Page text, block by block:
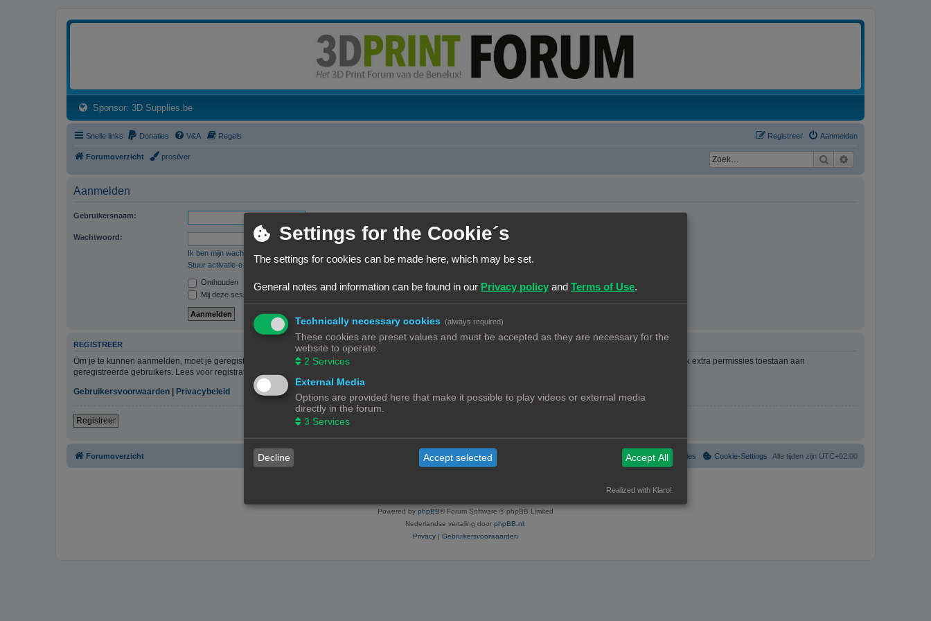
Sponsor: 3D Supplies.be(Opens a new tab)
Snelle links Donaties V&A Regels Aanmelden
Registreer
Forumoverzicht prosilver Zoek
Aanmelden
Gebruikersnaam:
Wachtwoord:
Ik ben mijn wachtwoord vergeten
Stuur activatie-e-mail opnieuw
Onthouden
Mij deze sessie niet weergeven in de lijst met online gebruikers
REGISTREER
Om je te kunnen aanmelden, moet je geregistreerd zijn. Registratie neemt enkele minuten in beslag, maar geeft je extra mogelijkheden. De forumbeheerder kan ook extra permissies toestaan aan
geregistreerde gebruikers. Lees voor registratie onze gebruiksvoorwaarden en het bijbehorend beleid. Bekijk ook de regels als je gebruik maakt van het forum.
Gebruikersvoorwaarden | Privacybeleid
Registreer
Forumoverzicht Alle tijden zijn UTC+02:00
Cookie-Settings
Verwijder cookies
Powered by phpBB® Forum Software © phpBB Limited
Nederlandse vertaling door phpBB.nl
Privacy | Gebruikersvoorwaarden
Settings for the Cookie´s
The settings for cookies can be made here, which may be set.
General notes and information can be found in our Privacy policy and Terms of Use.
Technically necessary cookies (always required)
These cookies are preset values and must be accepted as they are necessary for the
website to operate.
2 Services
External Media
Options are provided here that make it possible to play videos or external media
directly in the forum.
3 Services
Decline Accept selected Accept All
Realized with Klaro!